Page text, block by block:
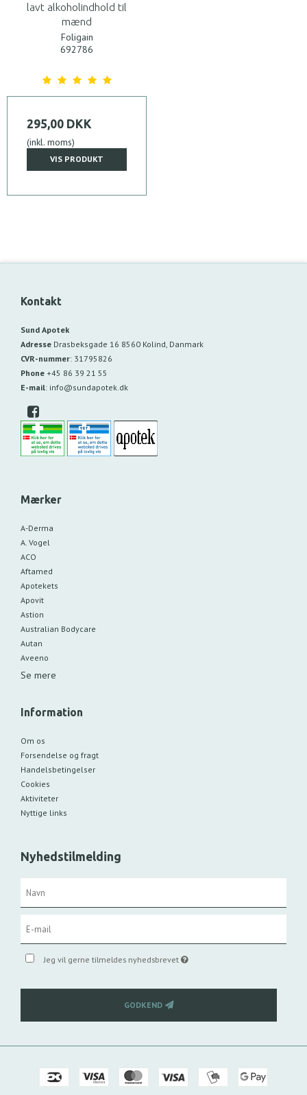
lavt alkoholindhold til
mænd
Foligain
692786
295,00 DKK
(inkl. moms)
VIS PRODUKT
Kontakt
Sund Apotek
Adresse Drasbeksgade 16 8560 Kolind, Danmark
CVR-nummer: 31795826
Phone +45 86 39 21 55
E-mail: info@sundapotek.dk
Mærker
A-Derma
A. Vogel
ACO
Aftamed
Apotekets
Apovit
Astion
Australian Bodycare
Autan
Aveeno
Se mere
Information
Om os
Forsendelse og fragt
Handelsbetingelser
Cookies
Aktiviteter
Nyttige links
Nyhedstilmelding
Jeg vil gerne tilmeldes nyhedsbrevet
GODKEND